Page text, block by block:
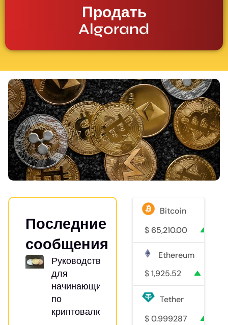
Продать
Algorand
Последние
сообщения
Руководство
для
начинающих
по
криптовалютам
Bitcoin
$ 65,210.00
Ethereum
$ 1,925.52
Tether
$ 0.999287